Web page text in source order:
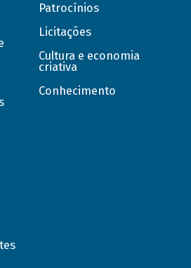
Patrocínios
Licitações
Cultura e economia
criativa
Conhecimento